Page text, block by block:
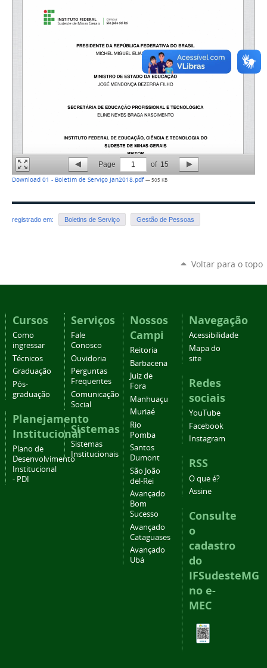
Page 1 of 15
Download 01 - Boletim de Serviço Jan2018.pdf— 505 KB
registrado em: Boletins de Serviço Gestão de Pessoas
Voltar para o topo
Cursos
Como
ingressar
Técnicos
Graduação
Pós-
graduação
Planejamento
Institucional
Plano de
Desenvolvimento
Institucional
- PDI
Serviços
Fale
Conosco
Ouvidoria
Perguntas
Frequentes
Comunicação
Social
Sistemas
Sistemas
Institucionais
Nossos
Campi
Reitoria
Barbacena
Juiz de
Fora
Manhuaçu
Muriaé
Rio
Pomba
Santos
Dumont
São João
del-Rei
Avançado
Bom
Sucesso
Avançado
Cataguases
Avançado
Ubá
Navegação
Acessibilidade
Mapa do
site
Redes
sociais
YouTube
Facebook
Instagram
RSS
O que é?
Assine
Consulte
o
cadastro
do
IFSudesteMG
no e-
MEC